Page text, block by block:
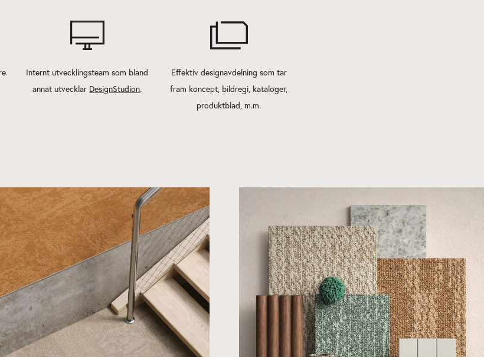
Internt utvecklingsteam som bland
annat utvecklar DesignStudion.
Effektiv designavdelning som tar
fram koncept, bildregi, kataloger,
produktblad, m.m.